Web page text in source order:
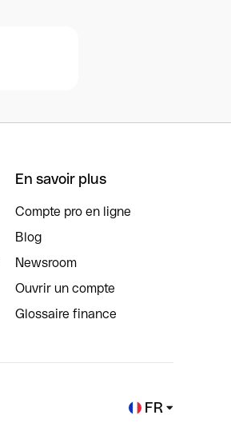
En savoir plus
Compte pro en ligne
Blog
Newsroom
Ouvrir un compte
Glossaire finance
FR